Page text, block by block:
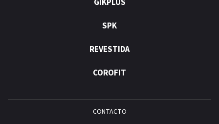
GIKPLUS
SPK
REVESTIDA
COROFIT
CONTACTO